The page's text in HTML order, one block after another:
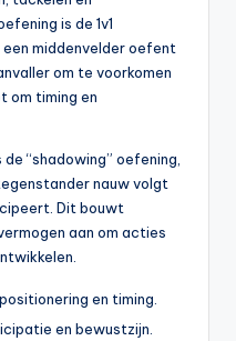
is de 1v1
middenvelder oefent
om te voorkomen
om timing en
“shadowing” oefening,
nauw volgt
Dit bouwt
aan om acties
en timing.
en bewustzijn.